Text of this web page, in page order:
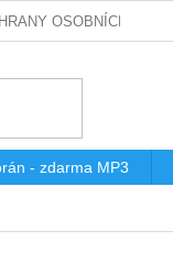
OSOBNÍCH ÚDAJŮ
- zdarma MP3